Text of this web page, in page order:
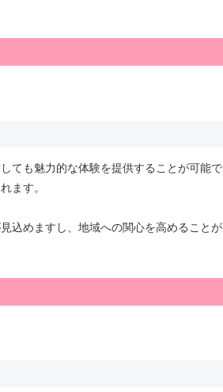
ても魅力的な体験を提供することが可能で
ます。
込めますし、地域への関心を高めることが